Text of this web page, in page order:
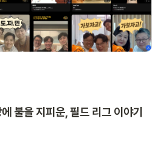
불을 지피운, 필드 리그 이야기